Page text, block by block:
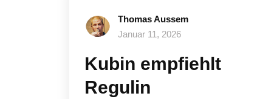
Thomas Aussem
Januar 11, 2026
Kubin empfiehlt
Regulin